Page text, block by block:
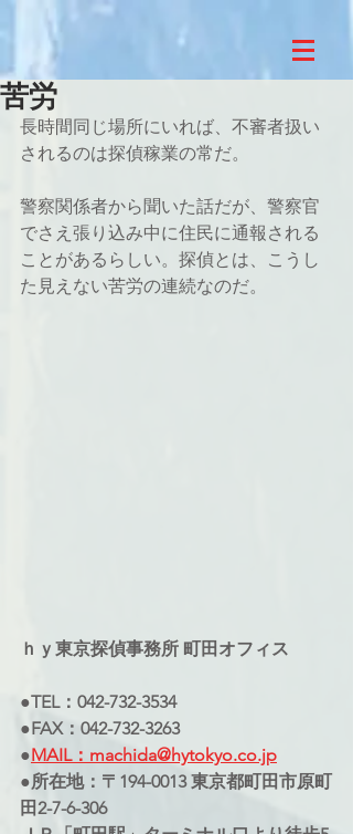
苦労
長時間同じ場所にいれば、不審者扱い
されるのは探偵稼業の常だ。
警察関係者から聞いた話だが、警察官
でさえ張り込み中に住民に通報される
ことがあるらしい。探偵とは、こうし
た見えない苦労の連続なのだ。
ｈｙ東京探偵事務所 町田オフィス
●TEL：042-732-3534
●FAX：042-732-3263
●MAIL：machida@hytokyo.co.jp
●所在地：〒194-0013 東京都町田市原町
田2-7-6-306